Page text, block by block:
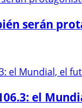
serán
el